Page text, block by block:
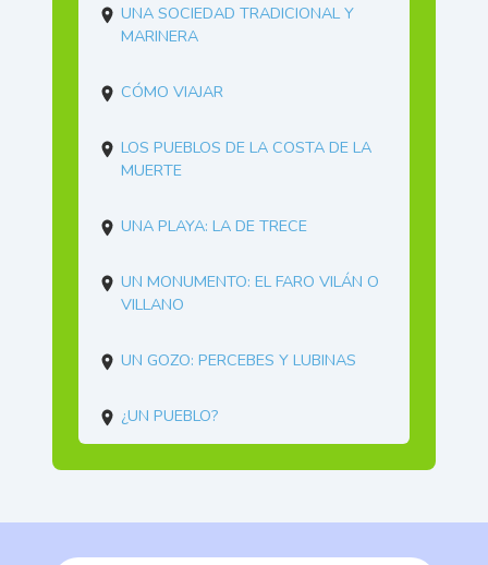
Una sociedad tradicional y
marinera
Cómo viajar
Los pueblos de la Costa de la
Muerte
Una playa: la de Trece
Un monumento: El Faro Vilán o
Villano
Un gozo: Percebes y lubinas
¿Un pueblo?